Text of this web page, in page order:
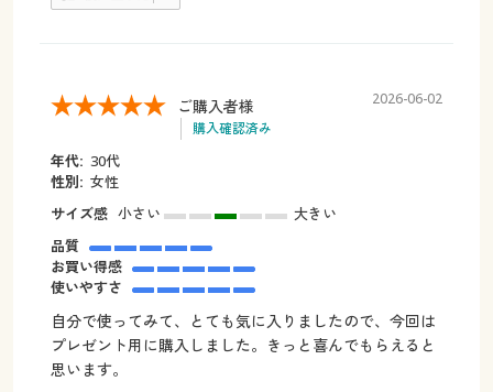
ご購入者様
購入確認済み
2026-06-02
年代: 30代
性別: 女性
サイズ感 小さい
大きい
品質
お買い得感
使いやすさ
自分で使ってみて、とても気に入りましたので、今回は
プレゼント用に購入しました。きっと喜んでもらえると
思います。